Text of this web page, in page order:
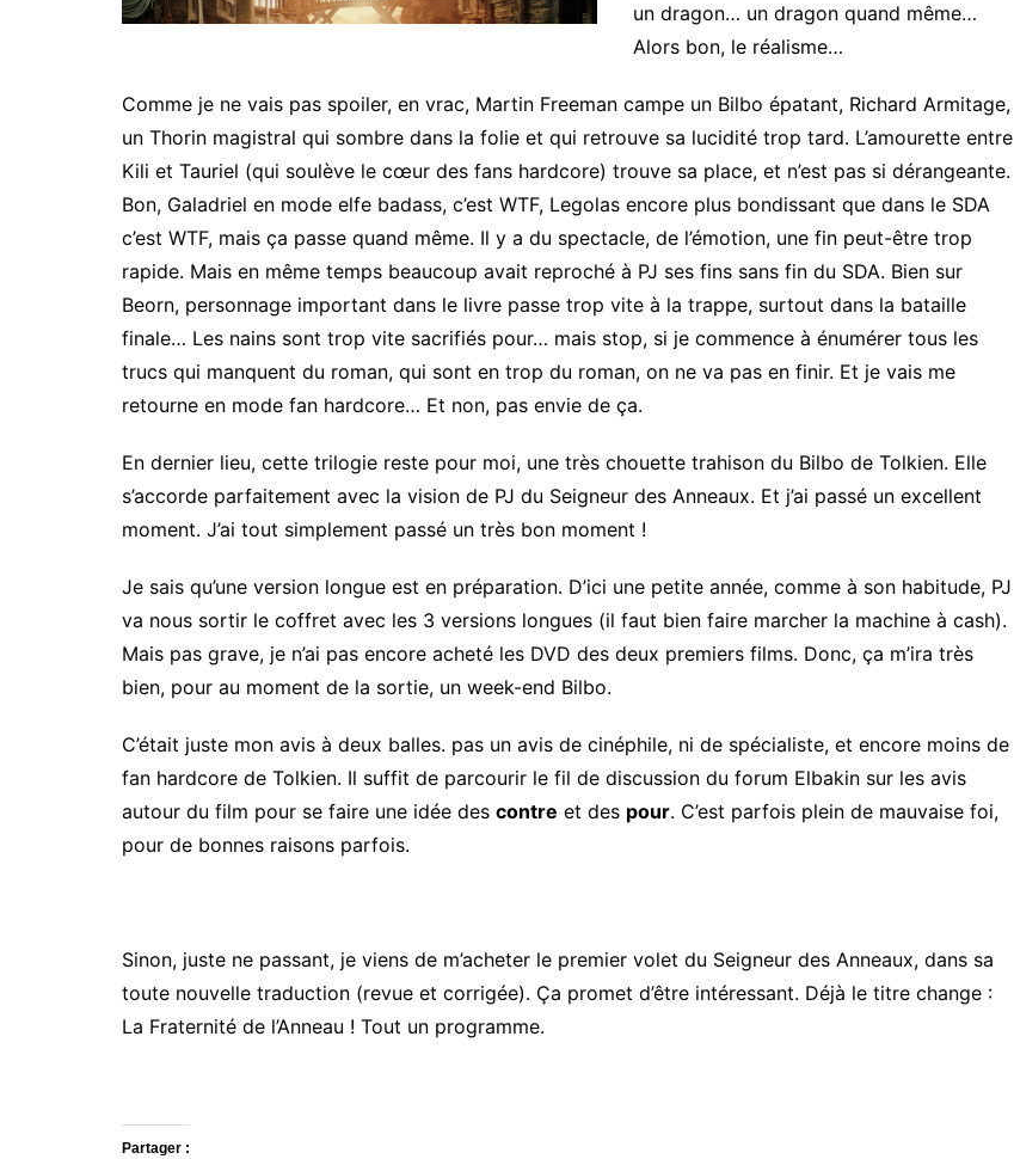
un dragon… un dragon quand même…
Alors bon, le réalisme…
Comme je ne vais pas spoiler, en vrac, Martin Freeman campe un Bilbo épatant, Richard Armitage,
un Thorin magistral qui sombre dans la folie et qui retrouve sa lucidité trop tard. L’amourette entre
Kili et Tauriel (qui soulève le cœur des fans hardcore) trouve sa place, et n’est pas si dérangeante.
Bon, Galadriel en mode elfe badass, c’est WTF, Legolas encore plus bondissant que dans le SDA
c’est WTF, mais ça passe quand même. Il y a du spectacle, de l’émotion, une fin peut-être trop
rapide. Mais en même temps beaucoup avait reproché à PJ ses fins sans fin du SDA. Bien sur
Beorn, personnage important dans le livre passe trop vite à la trappe, surtout dans la bataille
finale… Les nains sont trop vite sacrifiés pour… mais stop, si je commence à énumérer tous les
trucs qui manquent du roman, qui sont en trop du roman, on ne va pas en finir. Et je vais me
retourne en mode fan hardcore… Et non, pas envie de ça.
En dernier lieu, cette trilogie reste pour moi, une très chouette trahison du Bilbo de Tolkien. Elle
s’accorde parfaitement avec la vision de PJ du Seigneur des Anneaux. Et j’ai passé un excellent
moment. J’ai tout simplement passé un très bon moment !
Je sais qu’une version longue est en préparation. D’ici une petite année, comme à son habitude, PJ
va nous sortir le coffret avec les 3 versions longues (il faut bien faire marcher la machine à cash).
Mais pas grave, je n’ai pas encore acheté les DVD des deux premiers films. Donc, ça m’ira très
bien, pour au moment de la sortie, un week-end Bilbo.
C’était juste mon avis à deux balles. pas un avis de cinéphile, ni de spécialiste, et encore moins de
fan hardcore de Tolkien. Il suffit de parcourir le fil de discussion du forum Elbakin sur les avis
autour du film pour se faire une idée des contre et des pour. C’est parfois plein de mauvaise foi,
pour de bonnes raisons parfois.
Sinon, juste ne passant, je viens de m’acheter le premier volet du Seigneur des Anneaux, dans sa
toute nouvelle traduction (revue et corrigée). Ça promet d’être intéressant. Déjà le titre change :
La Fraternité de l’Anneau ! Tout un programme.
Partager :